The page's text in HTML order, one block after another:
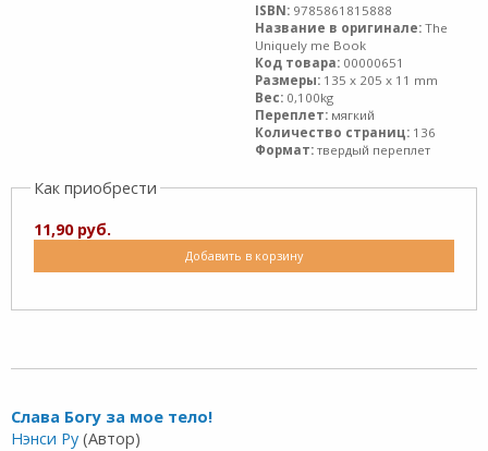
ISBN: 9785861815888
Название в оригинале: The
Uniquely me Book
Код товара: 00000651
Размеры: 135 x 205 x 11 mm
Вес: 0,100kg
Переплет: мягкий
Количество страниц: 136
Формат: твердый переплет
Как приобрести
11,90 руб.
Добавить в корзину
Слава Богу за мое тело!
Нэнси Ру (Автор)